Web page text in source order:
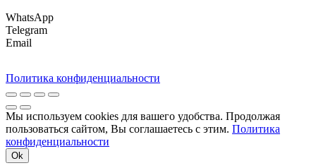
WhatsApp
Telegram
Email
Политика конфиденциальности
Мы используем cookies для вашего удобства. Продолжая
пользоваться сайтом, Вы соглашаетесь с этим. Политика
конфиденциальности
Ok